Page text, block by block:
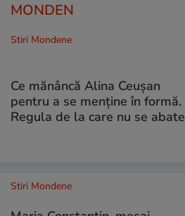
MONDEN
Stiri Mondene
Ce mănâncă Alina Ceușan
pentru a se menține în formă.
Regula de la care nu se abate
Stiri Mondene